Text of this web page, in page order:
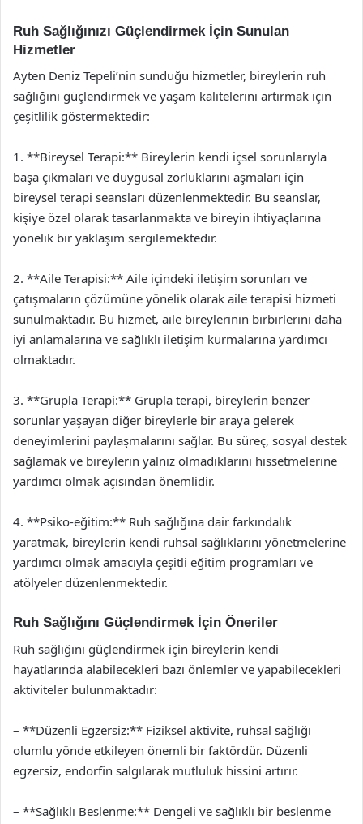
Ruh Sağlığınızı Güçlendirmek İçin Sunulan
Hizmetler
Ayten Deniz Tepeli’nin sunduğu hizmetler, bireylerin ruh
sağlığını güçlendirmek ve yaşam kalitelerini artırmak için
çeşitlilik göstermektedir:
1. **Bireysel Terapi:** Bireylerin kendi içsel sorunlarıyla
başa çıkmaları ve duygusal zorluklarını aşmaları için
bireysel terapi seansları düzenlenmektedir. Bu seanslar,
kişiye özel olarak tasarlanmakta ve bireyin ihtiyaçlarına
yönelik bir yaklaşım sergilemektedir.
2. **Aile Terapisi:** Aile içindeki iletişim sorunları ve
çatışmaların çözümüne yönelik olarak aile terapisi hizmeti
sunulmaktadır. Bu hizmet, aile bireylerinin birbirlerini daha
iyi anlamalarına ve sağlıklı iletişim kurmalarına yardımcı
olmaktadır.
3. **Grupla Terapi:** Grupla terapi, bireylerin benzer
sorunlar yaşayan diğer bireylerle bir araya gelerek
deneyimlerini paylaşmalarını sağlar. Bu süreç, sosyal destek
sağlamak ve bireylerin yalnız olmadıklarını hissetmelerine
yardımcı olmak açısından önemlidir.
4. **Psiko-eğitim:** Ruh sağlığına dair farkındalık
yaratmak, bireylerin kendi ruhsal sağlıklarını yönetmelerine
yardımcı olmak amacıyla çeşitli eğitim programları ve
atölyeler düzenlenmektedir.
Ruh Sağlığını Güçlendirmek İçin Öneriler
Ruh sağlığını güçlendirmek için bireylerin kendi
hayatlarında alabilecekleri bazı önlemler ve yapabilecekleri
aktiviteler bulunmaktadır:
– **Düzenli Egzersiz:** Fiziksel aktivite, ruhsal sağlığı
olumlu yönde etkileyen önemli bir faktördür. Düzenli
egzersiz, endorfin salgılarak mutluluk hissini artırır.
– **Sağlıklı Beslenme:** Dengeli ve sağlıklı bir beslenme